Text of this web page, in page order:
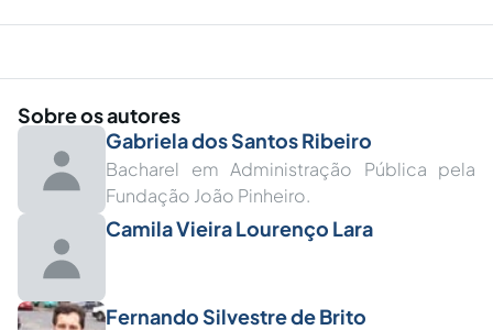
Sobre os autores
Gabriela dos Santos Ribeiro
Bacharel em Administração Pública pela
Fundação João Pinheiro.
Camila Vieira Lourenço Lara
Fernando Silvestre de Brito